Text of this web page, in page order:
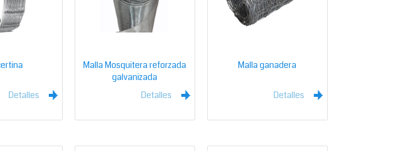
Detalles l
Malla Mosquitera reforzada
galvanizada
Detalles
l
Malla ganadera
Detalles l